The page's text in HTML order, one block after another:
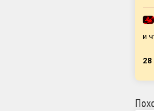
и